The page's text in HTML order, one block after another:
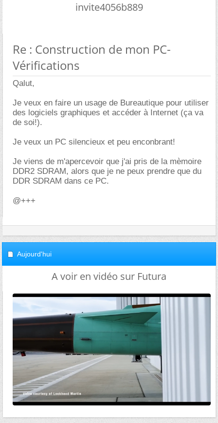
invite4056b889
Re : Construction de mon PC-
Vérifications
Qalut,
Je veux en faire un usage de Bureautique pour utiliser
des logiciels graphiques et accéder à Internet (ça va
de soi!).
Je veux un PC silencieux et peu enconbrant!
Je viens de m'apercevoir que j'ai pris de la mèmoire
DDR2 SDRAM, alors que je ne peux prendre que du
DDR SDRAM dans ce PC.
@+++
Aujourd'hui
A voir en vidéo sur Futura